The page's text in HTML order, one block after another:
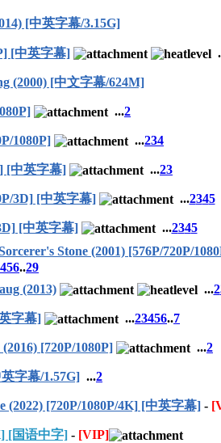
[中英字幕/3.15G]
[中英字幕]
(2000) [中文字幕/624M]
...2
1080P] ...234
[中英字幕] ...23
3D] [中英字幕] ...2345
[中英字幕] ...2345
Stone (2001) [576P/720P/
456..29
(2013) ...2
字幕] ...23456..7
[720P/1080P] ...2
字幕/1.57G] ...2
(2022) [720P/1080P/4K] [中英字幕]-
[国语中字] - [VIP]